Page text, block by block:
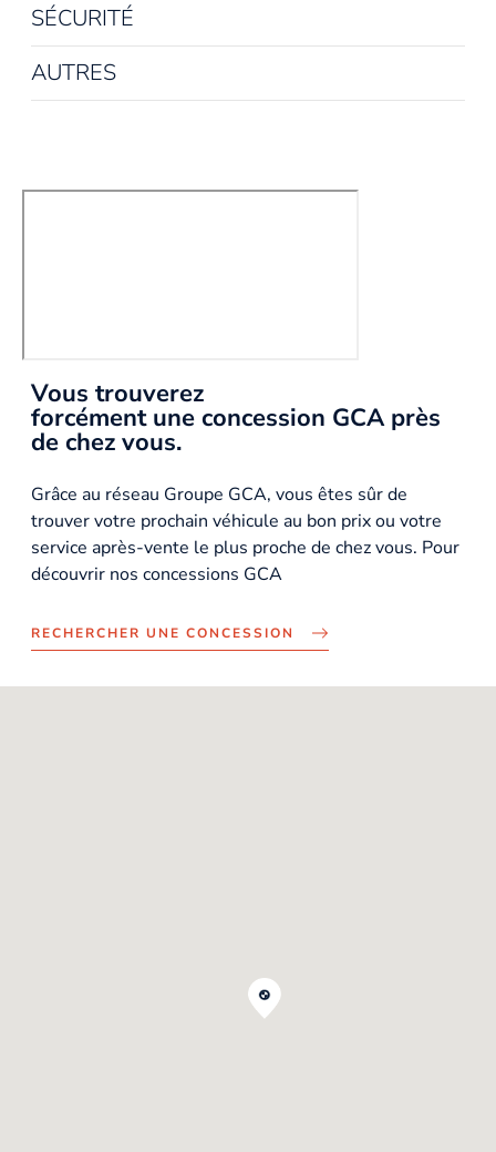
SÉCURITÉ
AUTRES
Vous trouverez
forcément une concession GCA près
de chez vous.
Grâce au réseau Groupe GCA, vous êtes sûr de
trouver votre prochain véhicule au bon prix ou votre
service après-vente le plus proche de chez vous. Pour
découvrir nos concessions GCA
RECHERCHER UNE CONCESSION